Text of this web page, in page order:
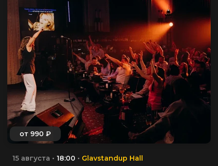
15 августа • 18:00 • Glavstandup Hall